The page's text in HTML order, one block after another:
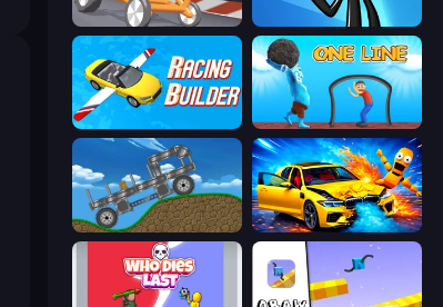
Draw Crash Race
Racing Builder One Line
Move It! BMG: Ragdoll Playground